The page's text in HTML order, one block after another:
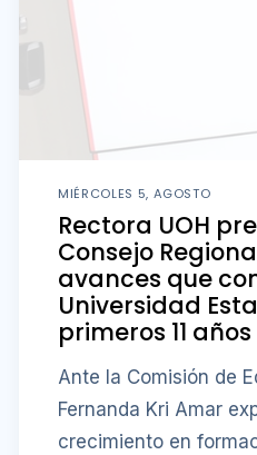
MIÉRCOLES 5, AGOSTO
Rectora UOH
Consejo
avances que
Universidad
primeros 11
Ante la Comisión de
Fernanda Kri Amar
crecimiento en